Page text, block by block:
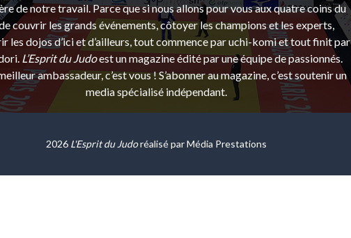
de notre travail. Parce que si nous allons pour vous aux quatre coins du
couvrir les grands événements, côtoyer les champions et les experts,
les dojos d’ici et d’ailleurs, tout commence par uchi-komi et tout finit par
L’Esprit du Judoest un magazine édité par une équipe de passionnés.
ambassadeur, c’est vous ! S’abonner au magazine, c’est soutenir un
media spécialisé indépendant.
2026 L'Esprit du Judoréalisé parMédia Prestations